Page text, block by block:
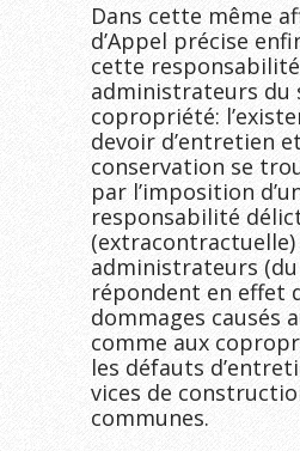
Dans cette même
d’Appel précise
cette
administrateurs du
copropriété:
devoir d’entretien
conservation se
par l’imposition
responsabilité
(extracontractuelle)
administrateurs
répondent en effet
dommages causés
comme aux
les défauts
vices de
communes.